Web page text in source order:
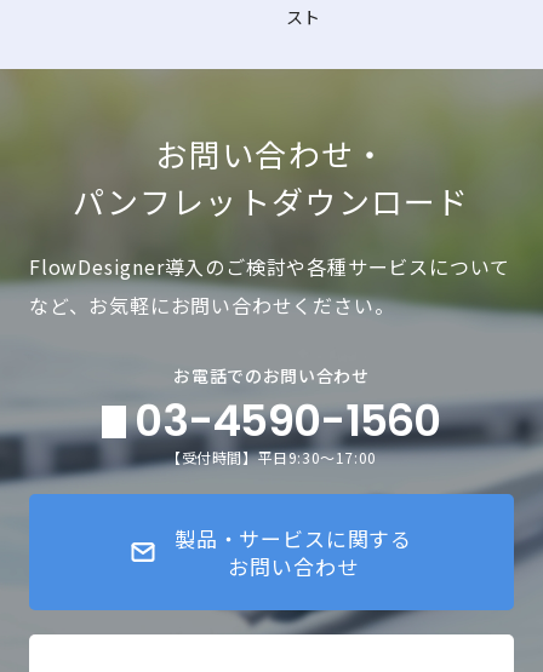
スト
お問い合わせ・
パンフレットダウンロード
FlowDesigner導入のご検討や各種サービスについて
など、お気軽にお問い合わせください。
お電話でのお問い合わせ
03-4590-1560
【受付時間】平日9:30～17:00
製品・サービスに関する
お問い合わせ